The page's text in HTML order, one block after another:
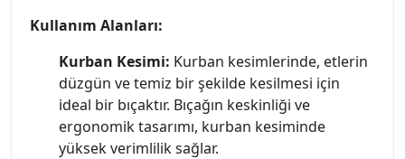
Kullanım Alanları:
Kurban Kesimi: Kurban kesimlerinde, etlerin
düzgün ve temiz bir şekilde kesilmesi için
ideal bir bıçaktır. Bıçağın keskinliği ve
ergonomik tasarımı, kurban kesiminde
yüksek verimlilik sağlar.